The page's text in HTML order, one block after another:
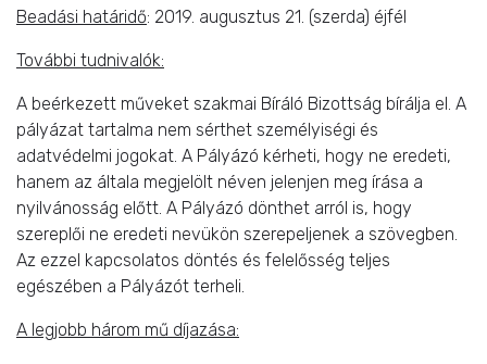
Beadási határidő: 2019. augusztus 21. (szerda) éjfél
További tudnivalók:
A beérkezett műveket szakmai Bíráló Bizottság bírálja el. A
pályázat tartalma nem sérthet személyiségi és
adatvédelmi jogokat. A Pályázó kérheti, hogy ne eredeti,
hanem az általa megjelölt néven jelenjen meg írása a
nyilvánosság előtt. A Pályázó dönthet arról is, hogy
szereplői ne eredeti nevükön szerepeljenek a szövegben.
Az ezzel kapcsolatos döntés és felelősség teljes
egészében a Pályázót terheli.
A legjobb három mű díjazása: